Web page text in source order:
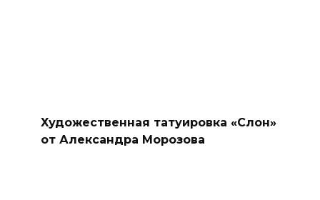
Художественная татуировка «Слон»
от Александра Морозова